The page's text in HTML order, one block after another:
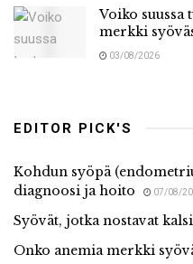
Voiko suussa
merkki
03/08/2026
EDITOR PICK'S
Kohdun syöpä
diagnoosi ja hoito
07/08/
Syövät, jotka nostavat
Onko anemia merkki